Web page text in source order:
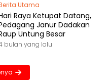
Utama
Raya Ketupat Datang,
Janur Dadakan
Untung Besar
bulan yang lalu